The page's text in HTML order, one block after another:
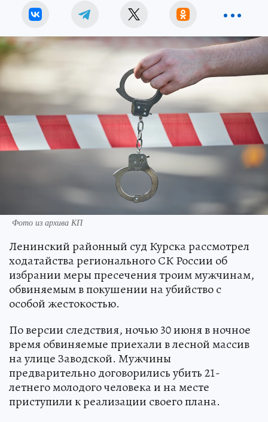
Фото из архива КП
Ленинский районный суд Курска рассмотрел
ходатайства регионального СК России об
избрании меры пресечения троим мужчинам,
обвиняемым в покушении на убийство с
особой жестокостью.
По версии следствия, ночью 30 июня в ночное
время обвиняемые приехали в лесной массив
на улице Заводской. Мужчины
предварительно договорились убить 21-
летнего молодого человека и на месте
приступили к реализации своего плана.